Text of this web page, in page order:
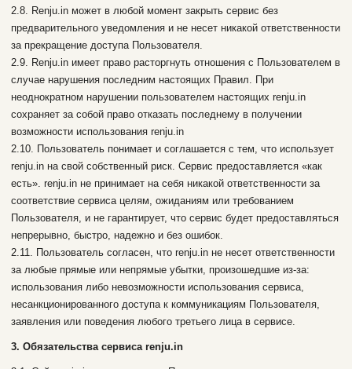
2.8. Renju.in может в любой момент закрыть сервис без
предварительного уведомления и не несет никакой ответственности
за прекращение доступа Пользователя.
2.9. Renju.in имеет право расторгнуть отношения с Пользователем в
случае нарушения последним настоящих Правил. При
неоднократном нарушении пользователем настоящих renju.in
сохраняет за собой право отказать последнему в получении
возможности использования renju.in
2.10. Пользователь понимает и соглашается с тем, что использует
renju.in на свой собственный риск. Сервис предоставляется «как
есть». renju.in не принимает на себя никакой ответственности за
соответствие сервиса целям, ожиданиям или требованием
Пользователя, и не гарантирует, что сервис будет предоставляться
непрерывно, быстро, надежно и без ошибок.
2.11. Пользователь согласен, что renju.in не несет ответственности
за любые прямые или непрямые убытки, произошедшие из-за:
использования либо невозможности использования сервиса,
несанкционированного доступа к коммуникациям Пользователя,
заявления или поведения любого третьего лица в сервисе.
3. Обязательства сервиса renju.in